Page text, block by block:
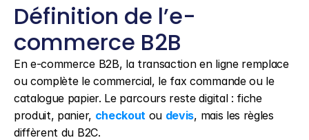
Définition de l’e-
commerce B2B
En e-commerce B2B, la transaction en ligne remplace
ou complète le commercial, le fax commande ou le
catalogue papier. Le parcours reste digital : fiche
produit, panier, checkout ou devis, mais les règles
diffèrent du B2C.